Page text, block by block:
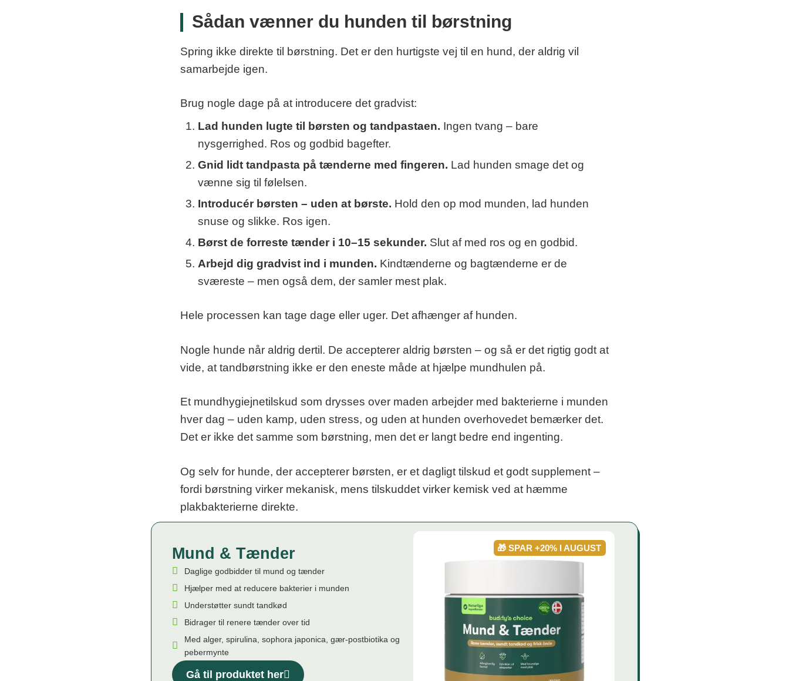
Sådan vænner du hunden til børstning
Spring ikke direkte til børstning. Det er den hurtigste vej til en hund, der aldrig vil
samarbejde igen.
Brug nogle dage på at introducere det gradvist:
Lad hunden lugte til børsten og tandpastaen. Ingen tvang – bare
nysgerrighed. Ros og godbid bagefter.
Gnid lidt tandpasta på tænderne med fingeren. Lad hunden smage det og
vænne sig til følelsen.
Introducér børsten – uden at børste. Hold den op mod munden, lad hunden
snuse og slikke. Ros igen.
Børst de forreste tænder i 10–15 sekunder. Slut af med ros og en godbid.
Arbejd dig gradvist ind i munden. Kindtænderne og bagtænderne er de
sværeste – men også dem, der samler mest plak.
Hele processen kan tage dage eller uger. Det afhænger af hunden.
Nogle hunde når aldrig dertil. De accepterer aldrig børsten – og så er det rigtig godt at
vide, at tandbørstning ikke er den eneste måde at hjælpe mundhulen på.
Et mundhygiejnetilskud som drysses over maden arbejder med bakterierne i munden
hver dag – uden kamp, uden stress, og uden at hunden overhovedet bemærker det.
Det er ikke det samme som børstning, men det er langt bedre end ingenting.
Og selv for hunde, der accepterer børsten, er et dagligt tilskud et godt supplement –
fordi børstning virker mekanisk, mens tilskuddet virker kemisk ved at hæmme
plakbakterierne direkte.
Mund & Tænder
Daglige godbidder til mund og tænder
Hjælper med at reducere bakterier i munden
Understøtter sundt tandkød
Bidrager til renere tænder over tid
Med alger, spirulina, sophora japonica, gær-postbiotika og
pebermynte
Gå til produktet her
🎁 SPAR +20% I AUGUST